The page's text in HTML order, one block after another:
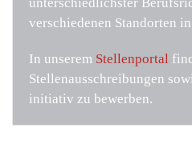
verschiedenen Standorten
In unserem Stellenportal
Stellenausschreibungen
initiativ zu bewerben.